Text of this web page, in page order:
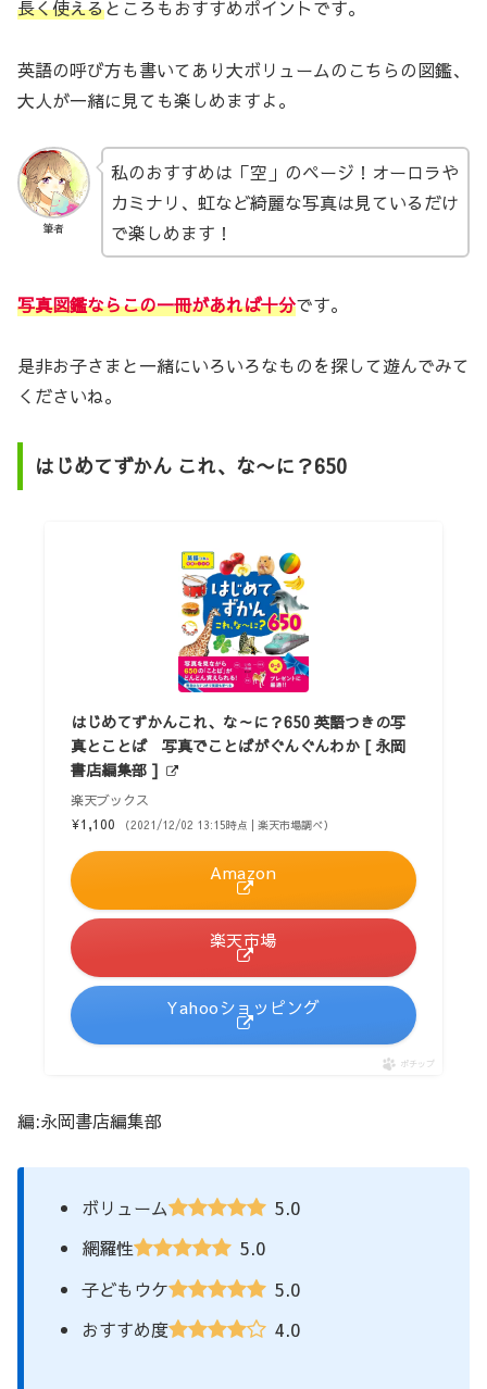
長く使えるところもおすすめポイントです。
英語の呼び方も書いてあり大ボリュームのこちらの図鑑、
大人が一緒に見ても楽しめますよ。
筆者
私のおすすめは「空」のページ！オーロラや
カミナリ、虹など綺麗な写真は見ているだけ
で楽しめます！
写真図鑑ならこの一冊があれば十分です。
是非お子さまと一緒にいろいろなものを探して遊んでみて
くださいね。
はじめてずかん これ、な〜に？650
はじめてずかんこれ、な～に？650 英語つきの写
真とことば 写真でことばがぐんぐんわか [ 永岡
書店編集部 ]
楽天ブックス
¥1,100
（2021/12/02 13:15時点 | 楽天市場調べ）
Amazon
楽天市場
Yahooショッピング
ポチップ
編:永岡書店編集部
ボリューム 5.0
網羅性 5.0
子どもウケ 5.0
おすすめ度 4.0